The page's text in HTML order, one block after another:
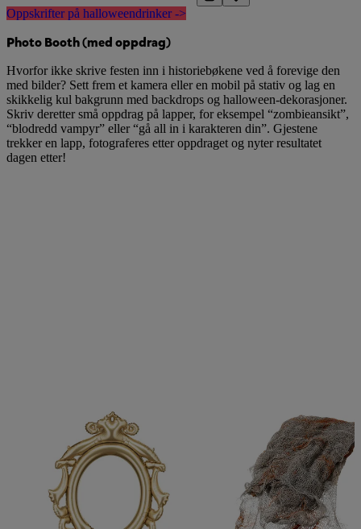
Oppskrifter på halloweendrinker ->
Photo Booth (med oppdrag)
Hvorfor ikke skrive festen inn i historiebøkene ved å forevige den
med bilder? Sett frem et kamera eller en mobil på stativ og lag en
skikkelig kul bakgrunn med backdrops og halloween-dekorasjoner.
Skriv deretter små oppdrag på lapper, for eksempel “zombieansikt”,
“blodredd vampyr” eller “gå all in i karakteren din”. Gjestene
trekker en lapp, fotograferes etter oppdraget og nyter resultatet
dagen etter!